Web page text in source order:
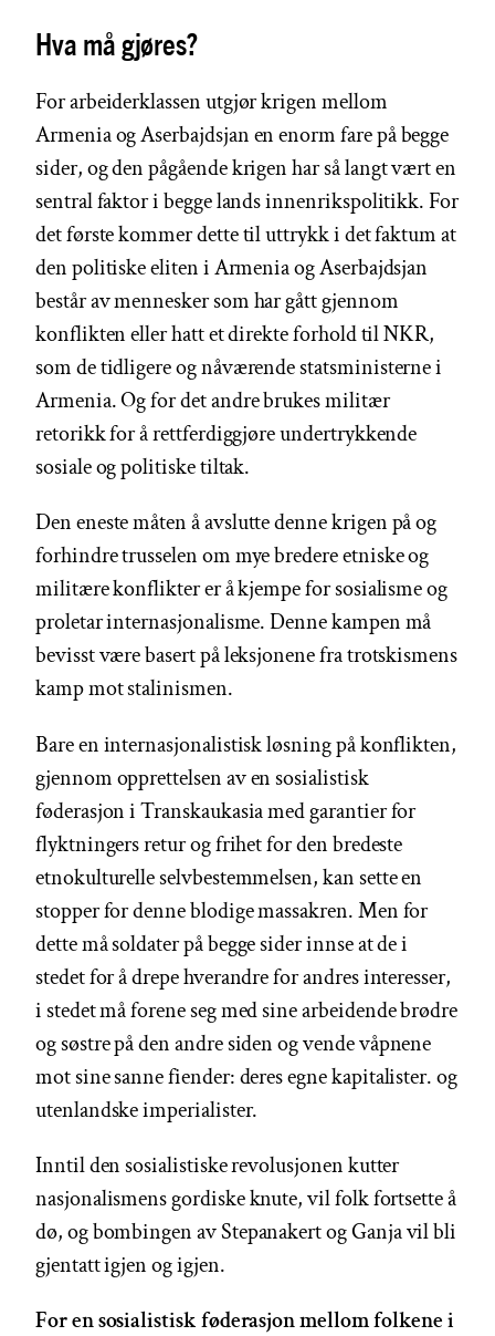
Hva må gjøres?
For arbeiderklassen utgjør krigen mellom
Armenia og Aserbajdsjan en enorm fare på begge
sider, og den pågående krigen har så langt vært en
sentral faktor i begge lands innenrikspolitikk. For
det første kommer dette til uttrykk i det faktum at
den politiske eliten i Armenia og Aserbajdsjan
består av mennesker som har gått gjennom
konflikten eller hatt et direkte forhold til NKR,
som de tidligere og nåværende statsministerne i
Armenia. Og for det andre brukes militær
retorikk for å rettferdiggjøre undertrykkende
sosiale og politiske tiltak.
Den eneste måten å avslutte denne krigen på og
forhindre trusselen om mye bredere etniske og
militære konflikter er å kjempe for sosialisme og
proletar internasjonalisme. Denne kampen må
bevisst være basert på leksjonene fra trotskismens
kamp mot stalinismen.
Bare en internasjonalistisk løsning på konflikten,
gjennom opprettelsen av en sosialistisk
føderasjon i Transkaukasia med garantier for
flyktningers retur og frihet for den bredeste
etnokulturelle selvbestemmelsen, kan sette en
stopper for denne blodige massakren. Men for
dette må soldater på begge sider innse at de i
stedet for å drepe hverandre for andres interesser,
i stedet må forene seg med sine arbeidende brødre
og søstre på den andre siden og vende våpnene
mot sine sanne fiender: deres egne kapitalister. og
utenlandske imperialister.
Inntil den sosialistiske revolusjonen kutter
nasjonalismens gordiske knute, vil folk fortsette å
dø, og bombingen av Stepanakert og Ganja vil bli
gjentatt igjen og igjen.
For en sosialistisk føderasjon mellom folkene i